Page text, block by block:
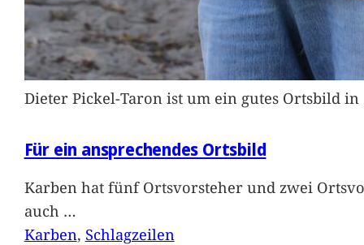
Dieter Pickel-Taron ist um ein gutes Ortsbild
Für ein ansprechendes Ortsbild
Karben hat fünf Ortsvorsteher und zwei
auch …
Karben, Schlagzeilen